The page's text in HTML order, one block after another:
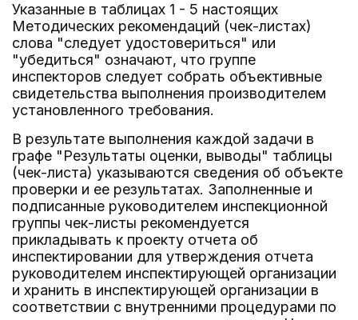
Указанные в таблицах 1 - 5 настоящих
Методических рекомендаций (чек-листах)
слова "следует удостовериться" или
"убедиться" означают, что группе
инспекторов следует собрать объективные
свидетельства выполнения производителем
установленного требования.
В результате выполнения каждой задачи в
графе "Результаты оценки, выводы" таблицы
(чек-листа) указываются сведения об объекте
проверки и ее результатах. Заполненные и
подписанные руководителем инспекционной
группы чек-листы рекомендуется
прикладывать к проекту отчета об
инспектировании для утверждения отчета
руководителем инспектирующей организации
и хранить в инспектирующей организации в
соответствии с внутренними процедурами по